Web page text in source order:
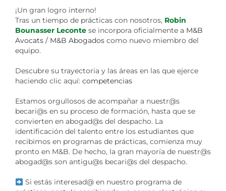
¡Un gran logro interno!
Tras un tiempo de prácticas con nosotros, Robin
Bounasser Leconte se incorpora oficialmente a M&B
Avocats / M&B Abogados como nuevo miembro del
equipo.
Descubre su trayectoria y las áreas en las que ejerce
haciendo clic aquí: competencias
Estamos orgullosos de acompañar a nuestr@s
becari@s en su proceso de formación, hasta que se
convierten en abogad@s del despacho. La
identificación del talento entre los estudiantes que
recibimos en programas de prácticas, comienza muy
pronto en M&B. De hecho, la gran mayoría de nuestr@s
abogad@s son antigu@s becari@s del despacho.
Si estás interesad@ en nuestro programa de